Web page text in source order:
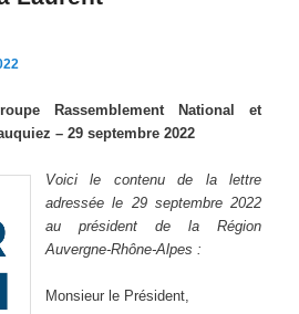
Rassemblement National et
– 29 septembre 2022
Voici le contenu de la lettre
adressée le 29 septembre 2022
au président de la Région
Auvergne-Rhône-Alpes :
Monsieur le Président,